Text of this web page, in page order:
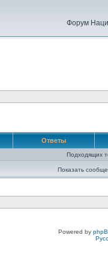
Форум
Ответы
Подходящих
Показать
Powered by